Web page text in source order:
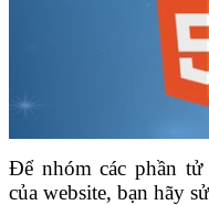
Để nhóm các phần
của website, bạn hãy